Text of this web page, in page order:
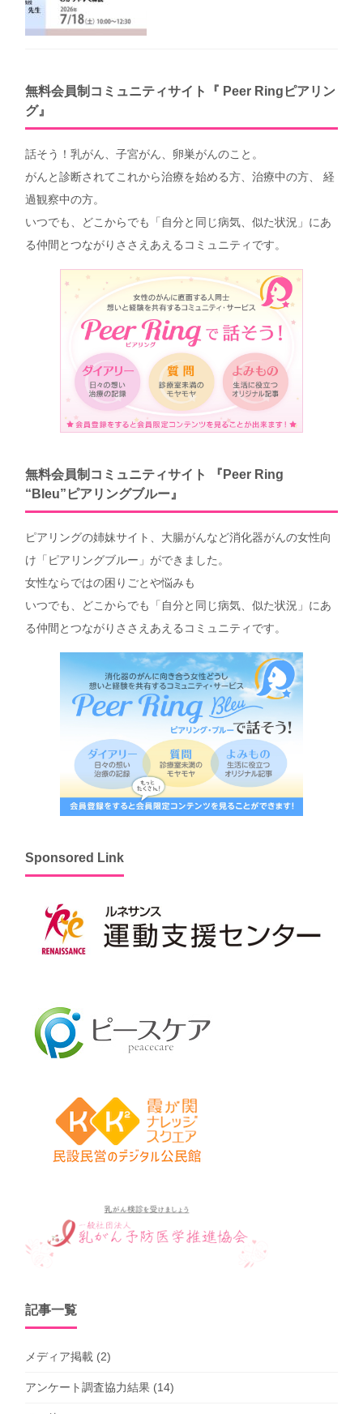
無料会員制コミュニティサイト『 Peer Ringピアリン
グ』
話そう！乳がん、子宮がん、卵巣がんのこと。
がんと診断されてこれから治療を始める方、治療中の方、 経
過観察中の方。
いつでも、どこからでも「自分と同じ病気、似た状況」にあ
る仲間とつながりささえあえるコミュニティです。
無料会員制コミュニティサイト 『Peer Ring
“Bleu”ピアリングブルー』
ピアリングの姉妹サイト、大腸がんなど消化器がんの女性向
け「ピアリングブルー」ができました。
女性ならではの困りごとや悩みも
いつでも、どこからでも「自分と同じ病気、似た状況」にあ
る仲間とつながりささえあえるコミュニティです。
Sponsored Link
記事一覧
メディア掲載 (2)
アンケート調査協力結果 (14)